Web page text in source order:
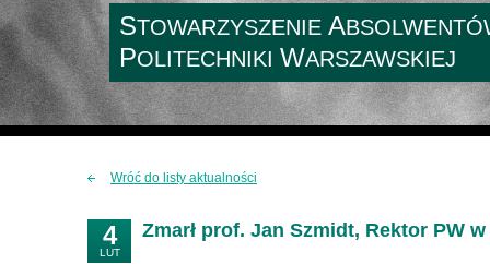
STOWARZYSZENIE A
POLITECHNIKI WARSZAWSKIEJ
Wróć do listy aktualności
4
LUT
Zmarł prof. Jan Szmidt, Rektor PW